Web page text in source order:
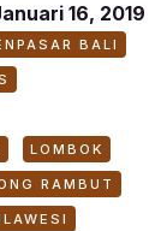
16, 2019
BALI
LOMBOK
RAMBUT